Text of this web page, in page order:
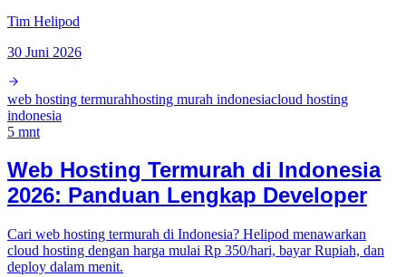
Tim Helipod
30 Juni 2026
web hosting termurahhosting murah indonesiacloud hosting
indonesia
5 mnt
Web Hosting Termurah di Indonesia
2026: Panduan Lengkap Developer
Cari web hosting termurah di Indonesia? Helipod menawarkan
cloud hosting dengan harga mulai Rp 350/hari, bayar Rupiah, dan
deploy dalam menit.